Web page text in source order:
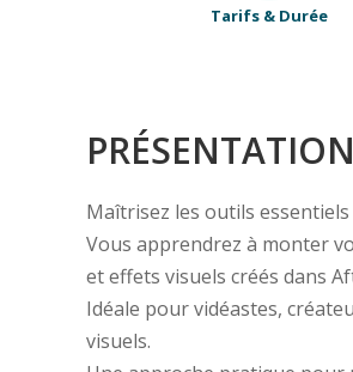
Tarifs & Durée
Maîtrisez les outils
Vous apprendrez à monter
et effets visuels créés dans
Idéale pour vidéastes,
visuels.